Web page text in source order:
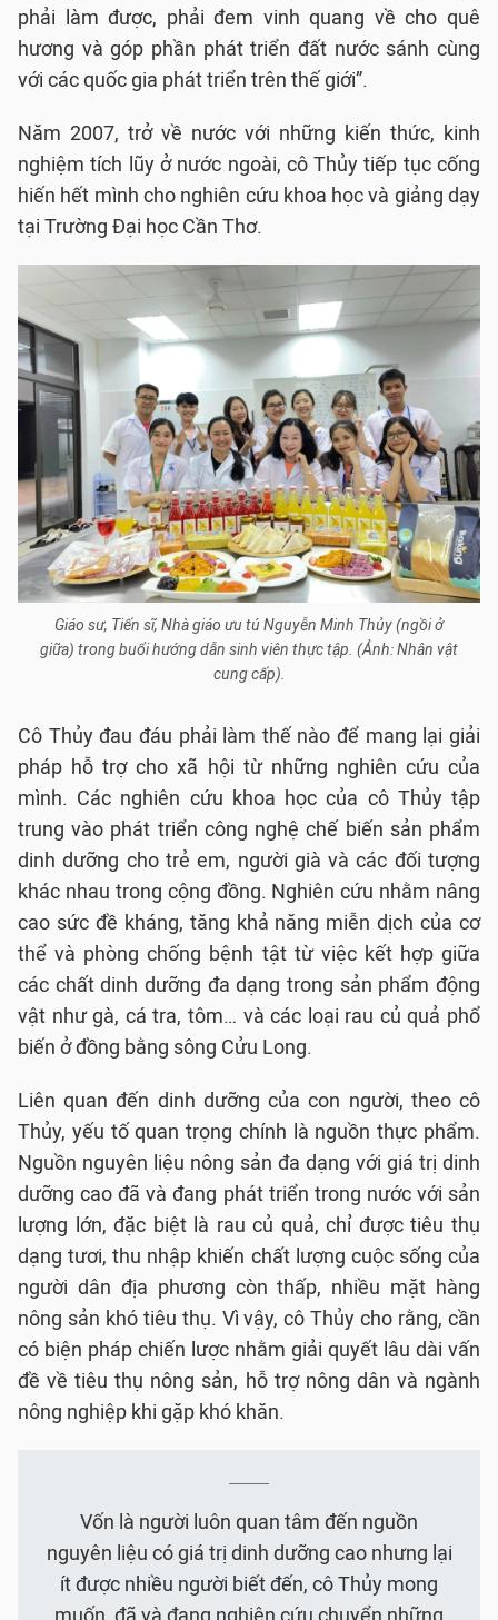
phải làm được, phải đem vinh quang về cho quê
hương và góp phần phát triển đất nước sánh cùng
với các quốc gia phát triển trên thế giới”.
Năm 2007, trở về nước với những kiến thức, kinh
nghiệm tích lũy ở nước ngoài, cô Thủy tiếp tục cống
hiến hết mình cho nghiên cứu khoa học và giảng dạy
tại Trường Đại học Cần Thơ.
Giáo sư, Tiến sĩ, Nhà giáo ưu tú Nguyễn Minh Thủy (ngồi ở
giữa) trong buổi hướng dẫn sinh viên thực tập. (Ảnh: Nhân vật
cung cấp).
Cô Thủy đau đáu phải làm thế nào để mang lại giải
pháp hỗ trợ cho xã hội từ những nghiên cứu của
mình. Các nghiên cứu khoa học của cô Thủy tập
trung vào phát triển công nghệ chế biến sản phẩm
dinh dưỡng cho trẻ em, người già và các đối tượng
khác nhau trong cộng đồng. Nghiên cứu nhằm nâng
cao sức đề kháng, tăng khả năng miễn dịch của cơ
thể và phòng chống bệnh tật từ việc kết hợp giữa
các chất dinh dưỡng đa dạng trong sản phẩm động
vật như gà, cá tra, tôm… và các loại rau củ quả phổ
biến ở đồng bằng sông Cửu Long.
Liên quan đến dinh dưỡng của con người, theo cô
Thủy, yếu tố quan trọng chính là nguồn thực phẩm.
Nguồn nguyên liệu nông sản đa dạng với giá trị dinh
dưỡng cao đã và đang phát triển trong nước với sản
lượng lớn, đặc biệt là rau củ quả, chỉ được tiêu thụ
dạng tươi, thu nhập khiến chất lượng cuộc sống của
người dân địa phương còn thấp, nhiều mặt hàng
nông sản khó tiêu thụ. Vì vậy, cô Thủy cho rằng, cần
có biện pháp chiến lược nhằm giải quyết lâu dài vấn
đề về tiêu thụ nông sản, hỗ trợ nông dân và ngành
nông nghiệp khi gặp khó khăn.
Vốn là người luôn quan tâm đến nguồn
nguyên liệu có giá trị dinh dưỡng cao nhưng lại
ít được nhiều người biết đến, cô Thủy mong